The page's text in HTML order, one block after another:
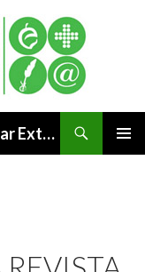
Grupo Investigador Multidisciplinar Extremeño